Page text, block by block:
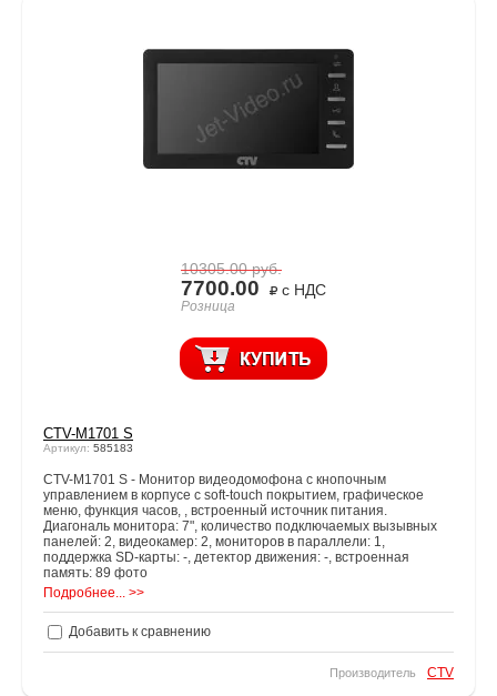
10305.00руб.
7700.00 с НДС
Розница
CTV-M1701 S
Артикул: 585183
CTV-M1701 S - Монитор видеодомофона с кнопочным
управлением в корпусе с soft-touch покрытием, графическое
меню, функция часов, , встроенный источник питания.
Диагональ монитора: 7", количество подключаемых вызывных
панелей: 2, видеокамер: 2, мониторов в параллели: 1,
поддержка SD-карты: -, детектор движения: -, встроенная
память: 89 фото
Подробнее... >>
Добавить к сравнению
Производитель CTV